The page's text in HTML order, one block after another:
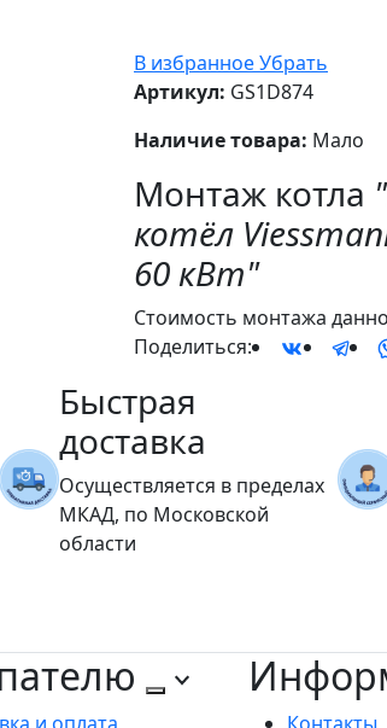
В избранноеУбрать
Артикул: GS1D874
Наличие товара: Мало
Монтаж котла
котёл
60 кВт"
Стоимость монтажа
Поделиться:
Быстрая
доставка
Осуществляется в пределах
МКАД, по Московской
области